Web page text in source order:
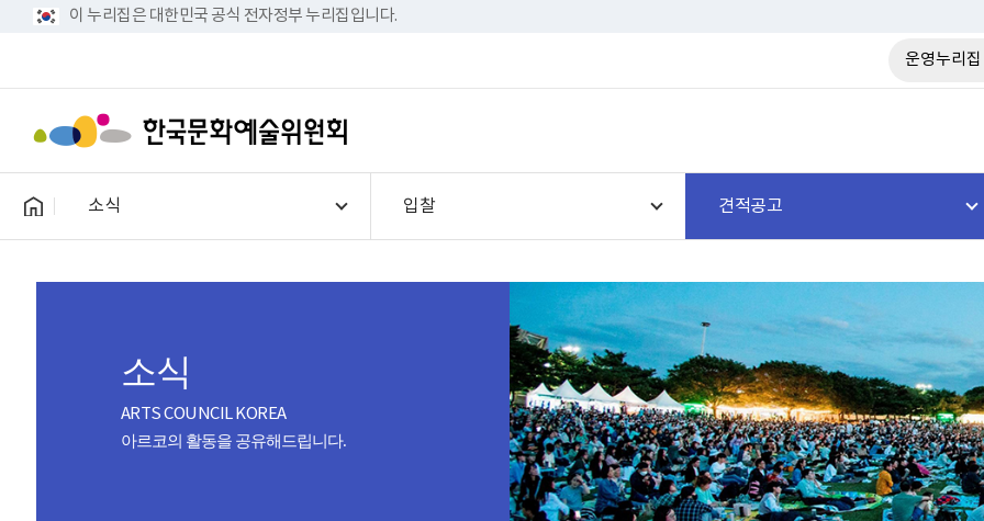
이 누리집은 대한민국 공식 전자정부 누리집입니다.
운영누리집
소식 입찰 견적공고
소식
ARTS COUNCIL KOREA
아르코의 활동을 공유해드립니다.